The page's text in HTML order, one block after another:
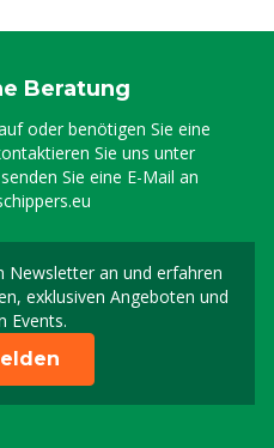
Beratung
oder benötigen Sie eine
Sie uns unter
Sie eine E-Mail an
Newsletter an und erfahren
exklusiven Angeboten und
Events.
Melden Sie sich für